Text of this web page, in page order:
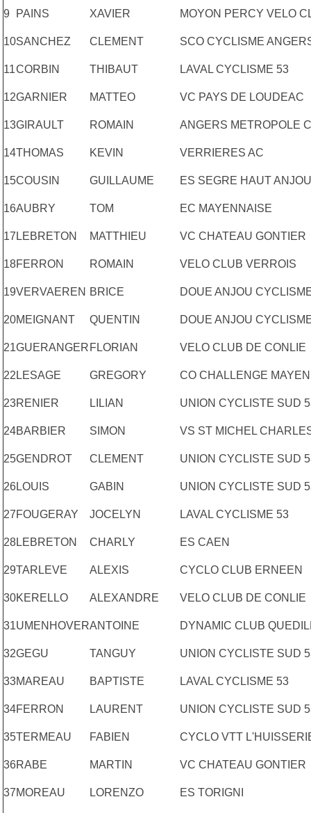
9 PAINS XAVIER MOYON PERCY VELO
10SANCHEZ CLEMENT SCO CYCLISME
11CORBIN THIBAUT LAVAL CYCLISME 53
12GARNIER MATTEO VC PAYS DE LOUDEAC
13GIRAULT ROMAIN ANGERS METROPOLE
14THOMAS KEVIN VERRIERES AC
15COUSIN GUILLAUME ES SEGRE HAUT ANJOU
16AUBRY TOM EC MAYENNAISE
17 LEBRETON MATTHIEU VC CHATEAU GONTIER
18FERRON ROMAIN VELO CLUB VERROIS
19VERVAEREN BRICE DOUE ANJOU
20MEIGNANT QUENTIN DOUE ANJOU
21GUERANGER FLORIAN VELO CLUB DE CONLIE
22 LESAGE GREGORY CO CHALLENGE
23RENIER LILIAN UNION CYCLISTE SUD
24BARBIER SIMON VS ST MICHEL
25GENDROT CLEMENT UNION CYCLISTE SUD
26LOUIS GABIN UNION CYCLISTE SUD
27FOUGERAY JOCELYN LAVAL CYCLISME 53
28LEBRETON CHARLY ES CAEN
29TARLEVE ALEXIS CYCLO CLUB ERNEEN
30KERELLO ALEXANDRE VELO CLUB DE CONLIE
31UMENHOVERANTOINE DYNAMIC CLUB
32GEGU TANGUY UNION CYCLISTE SUD
33MAREAU BAPTISTE LAVAL CYCLISME 53
34FERRON LAURENT UNION CYCLISTE SUD
35TERMEAU FABIEN CYCLO VTT
36RABE MARTIN VC CHATEAU GONTIER
37MOREAU LORENZO ES TORIGNI